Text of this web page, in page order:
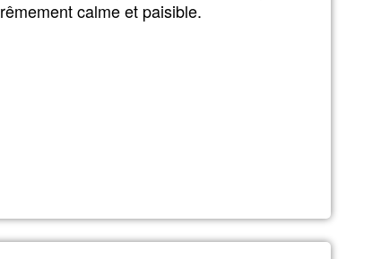
calme et paisible.